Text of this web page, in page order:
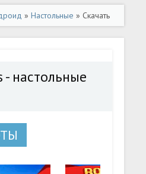
»Настольные » Скачать
игры (Много монет) на
- настольные